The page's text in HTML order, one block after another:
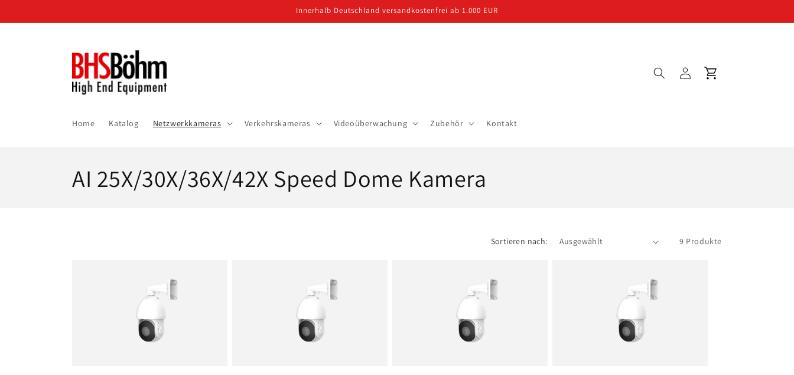
Inhalt
Innerhalb Deutschland versandkostenfrei ab 1.000 EUR
Home Katalog Netzwerkkameras Verkehrskameras Videoüberwachung Zubehör Kontakt
EinloggenWarenkorb
K
AI 25X/30X/36X/42X Speed Dome Kamera
Sortieren nach: 9 Produkte